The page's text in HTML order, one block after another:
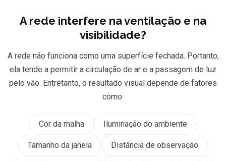
A rede interfere na ventilação e na
visibilidade?
A rede não funciona como uma superfície fechada. Portanto,
ela tende a permitir a circulação de ar e a passagem de luz
pelo vão. Entretanto, o resultado visual depende de fatores
como:
Cor da malha Iluminação do ambiente
Tamanho da janela Distância de observação